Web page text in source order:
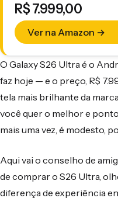
R$ 7.999,00
Ver na Amazon →
O Galaxy S26 Ultra é o
faz hoje — e o preço, R$
tela mais brilhante da
você quer o melhor e
mais uma vez, é modesto,
Aqui vai o conselho de
de comprar o S26 Ultra,
diferença de experiência